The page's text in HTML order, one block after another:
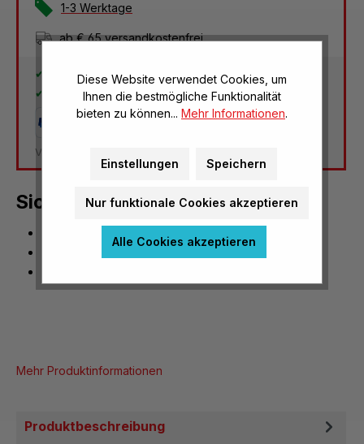
1-3 Werktage
ab € 65 versandkostenfrei
30 Tage Rückgaberecht
2 Jahre Garantie
Versandkosten Deutschland: € 3,95
Sicherungen für OHP (5 Stück)
Mehr Produktinformationen
Produktbeschreibung
Diese Website verwendet Cookies, um
Ihnen die bestmögliche Funktionalität
bieten zu können... Mehr Informationen.
Einstellungen Speichern
Nur funktionale Cookies akzeptieren
Alle Cookies akzeptieren